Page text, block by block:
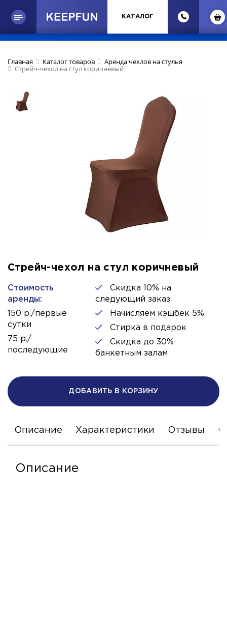
КАТАЛОГ
Главная Каталог товаров Аренда чехлов на стулья
Стрейч-чехол на стул коричневый
Стрейч-чехол на стул коричневый
Стоимость
аренды:
150 р./первые
сутки
75 р./
последующие
Скидка 10% на
следующий заказ
Начисляем кэшбек 5%
Стирка в подарок
Скидка до 30%
банкетным залам
ДОБАВИТЬ В КОРЗИНУ
Описание Характеристики Отзывы С
Описание